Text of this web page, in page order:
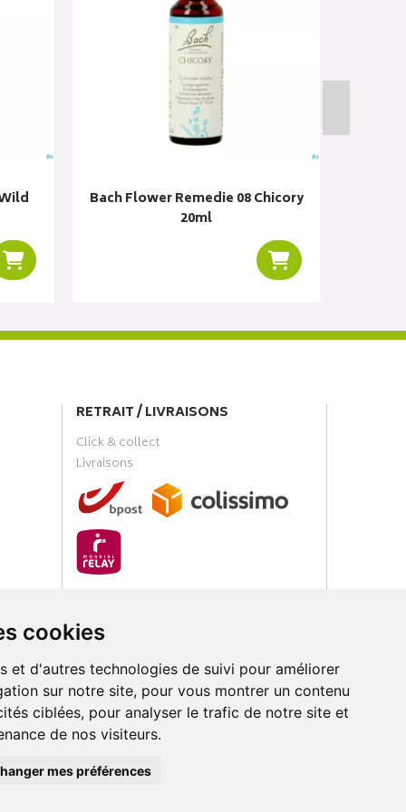
cookies
et d'autres technologies de suivi pour améliorer
sur notre site, pour vous montrer un contenu
ciblées, pour analyser le trafic de notre site et
de nos visiteurs.
mes préférences
Ajouter au panier
Bach Flower Remedie 08 Chicory
20ml
Ajouter au panier
RETRAIT / LIVRAISONS
Click & collect
Livraisons